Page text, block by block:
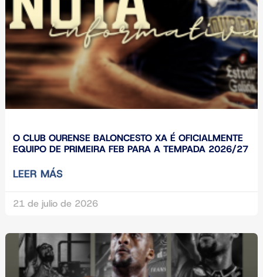
O CLUB OURENSE BALONCESTO XA É OFICIALMENTE
EQUIPO DE PRIMEIRA FEB PARA A TEMPADA 2026/27
LEER MÁS
21 de julio de 2026